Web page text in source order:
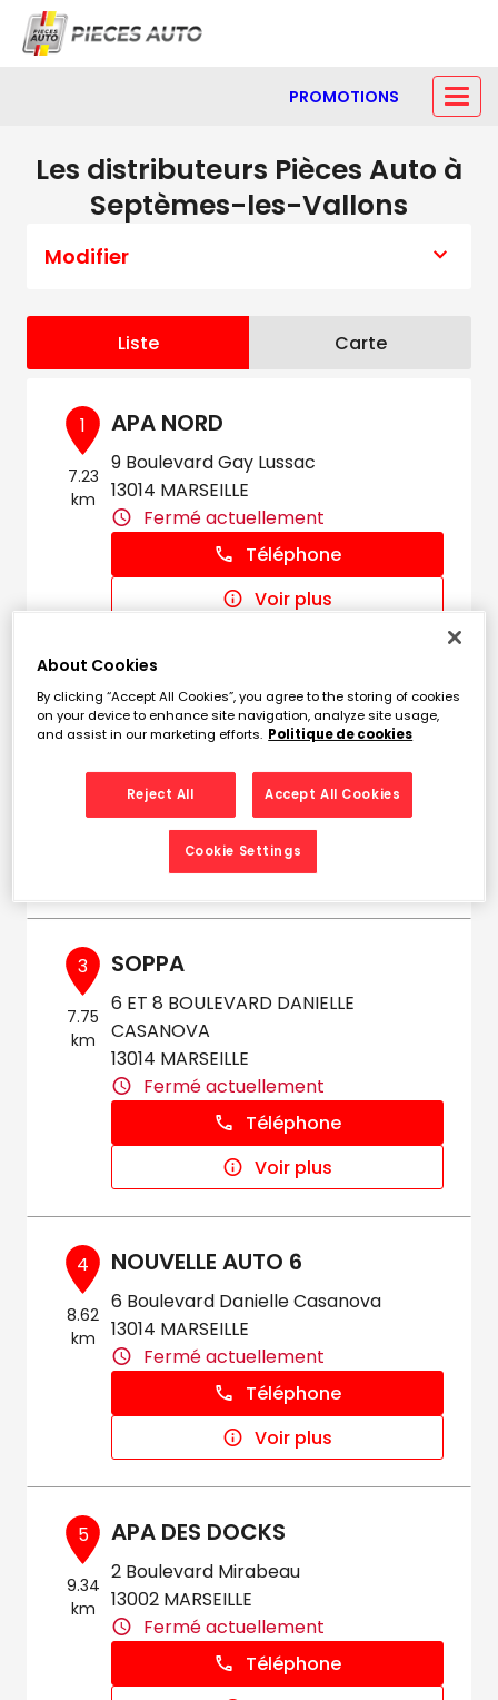
PROMOTIONS
Les distributeurs Pièces Auto à
Septèmes-les-Vallons
Modifier
Liste Carte
1
7.23
km
APA NORD
9 Boulevard Gay Lussac
13014 MARSEILLE
Fermé actuellement
Téléphone
Voir plus
2
km
APA MADRAGUE
216 Chemin Madrague Ville
Fermé actuellement
Téléphone
Voir plus
3
7.75
km
SOPPA
6 ET 8 BOULEVARD DANIELLE
CASANOVA
13014 MARSEILLE
Fermé actuellement
Téléphone
Voir plus
4
8.62
km
NOUVELLE AUTO 6
6 Boulevard Danielle Casanova
13014 MARSEILLE
Fermé actuellement
Téléphone
Voir plus
5
9.34
km
APA DES DOCKS
2 Boulevard Mirabeau
13002 MARSEILLE
Fermé actuellement
Téléphone
About Cookies
By clicking “Accept All Cookies”, you agree to the storing of cookies
on your device to enhance site navigation, analyze site usage,
and assist in our marketing efforts. Politique de cookies
Reject All Accept All Cookies
Cookie Settings